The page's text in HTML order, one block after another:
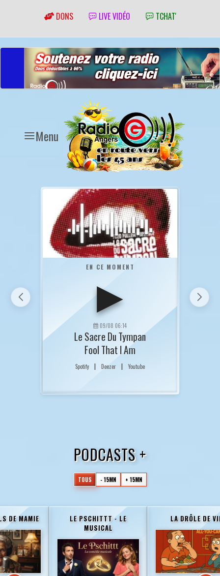
DONS LIVE VIDÉO TCHAT'
Menu
EN CE MOMENT
▶
09/08 06:14
Le Sacre Du Tympan
Fool That I Am
Spotify | Deezer | Youtube
PODCASTS +
TOUS - 15MN + 15MN
DE MAMIE
LE PSCHITTT - LE
MUSICAL
LA DRÔLE DE